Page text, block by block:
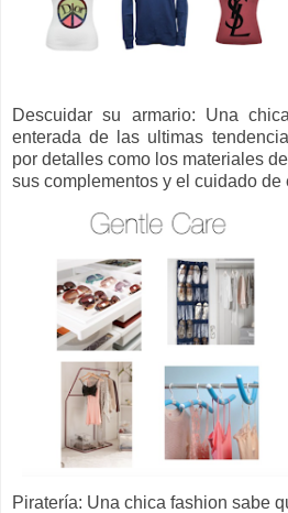
Descuidar su armario: Una
enterada de las ultimas
por detalles como los materiales
sus complementos y el cuidado de
Piratería: Una chica fashion sabe